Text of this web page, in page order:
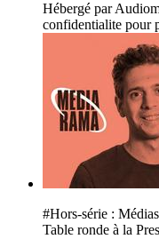
Hébergé par
confidentialite pour
#Hors-série :
Table ronde à la